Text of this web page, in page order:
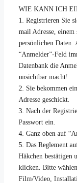
WIE KANN ICH
1. Registrieren Sie
mail Adresse, einem
persönlichen Daten.
“Anmelder”-Feld
Datenbank die
unsichtbar macht!
2. Sie bekommen
Adresse geschickt.
3. Nach der
Passwort ein.
4. Ganz oben auf
5. Das Reglement
Häkchen bestätigen
klicken. Bitte
Film/Video,